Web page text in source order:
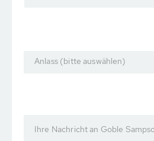
Anlass (bitte auswählen)
Ihre Nachricht an Goble